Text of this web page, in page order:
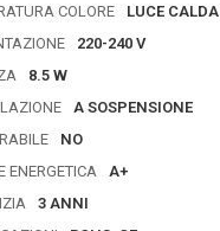
COLORE
LUCE
220-240 V
8.5 W
A SOSPENSIONE
NO
ENERGETICA
A+
3 ANNI